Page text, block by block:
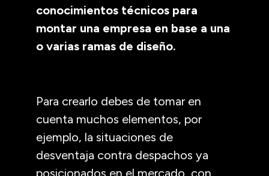
conocimientos técnicos para
montar una empresa en base a una
o varias ramas de diseño.
Para crearlo debes de tomar en
cuenta muchos elementos, por
ejemplo, la situaciones de
desventaja contra despachos ya
posicionados en el mercado, con